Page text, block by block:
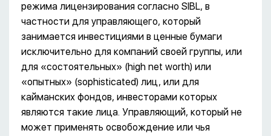
режима лицензирования согласно SIBL, в
частности для управляющего, который
занимается инвестициями в ценные бумаги
исключительно для компаний своей группы, или
для «состоятельных» (high net worth) или
«опытных» (sophisticated) лиц, или для
кайманских фондов, инвесторами которых
являются такие лица. Управляющий, который не
может применять освобождение или чья